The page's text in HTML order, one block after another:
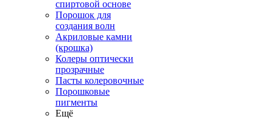
спиртовой основе
Порошок для
создания волн
Акриловые камни
(крошка)
Колеры оптически
прозрачные
Пасты колеровочные
Порошковые
пигменты
Ещё